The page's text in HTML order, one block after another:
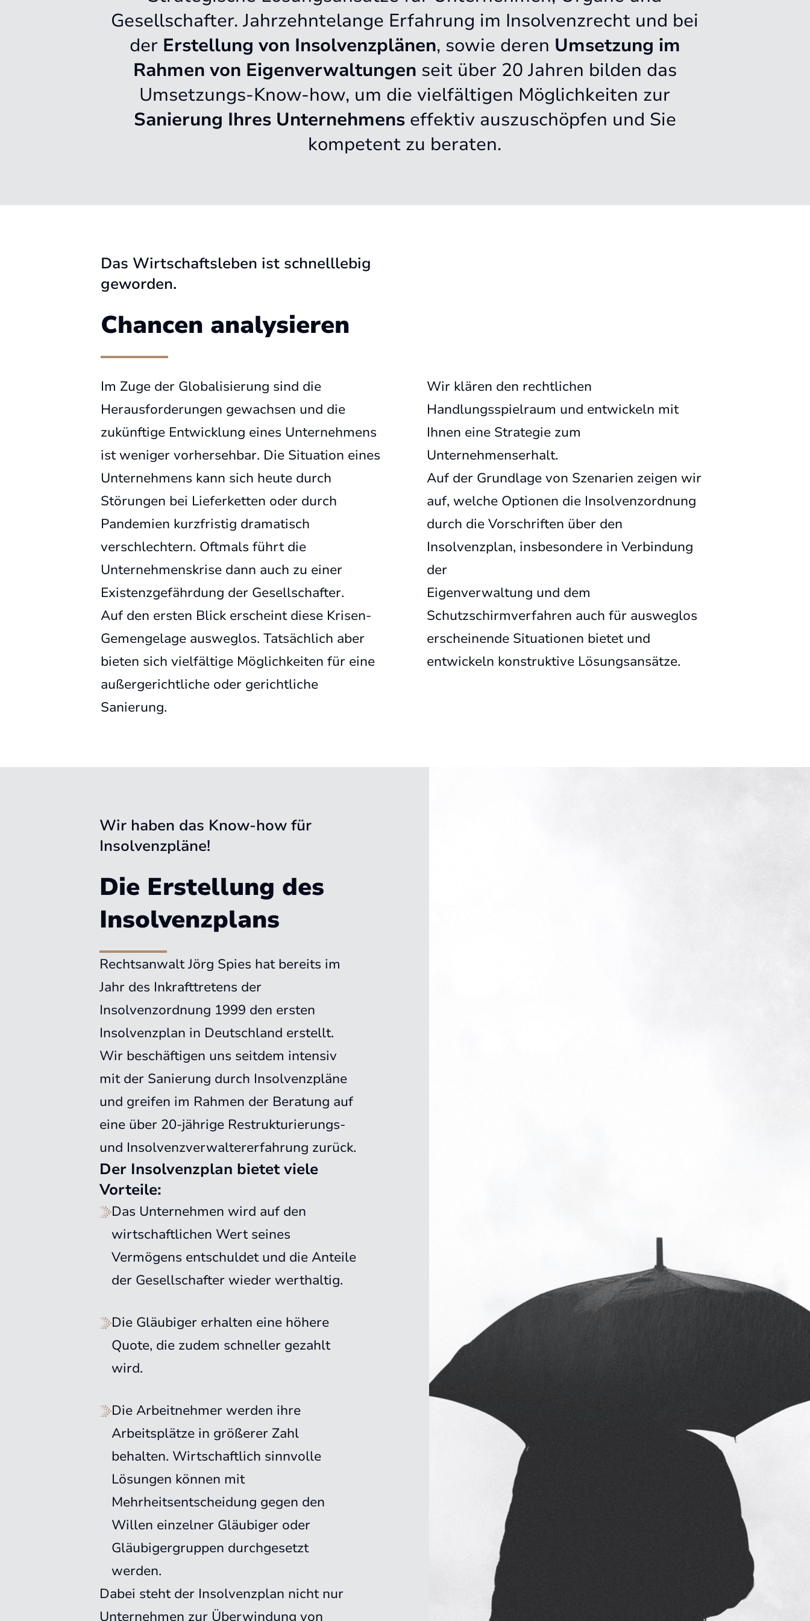
Gesellschafter. Jahrzehntelange Erfahrung im Insolvenzrecht und bei
der Erstellung von Insolvenzplänen, sowie deren Umsetzung im
Rahmen von Eigenverwaltungen seit über 20 Jahren bilden das
Umsetzungs-Know-how, um die vielfältigen Möglichkeiten zur
Sanierung Ihres Unternehmenseffektiv auszuschöpfen und Sie
kompetent zu beraten.
Das Wirtschaftsleben ist schnelllebig
geworden.
Chancen analysieren
Im Zuge der Globalisierung sind die
Herausforderungen gewachsen und die
zukünftige Entwicklung eines Unternehmens
ist weniger vorhersehbar. Die Situation eines
Unternehmens kann sich heute durch
Störungen bei Lieferketten oder durch
Pandemien kurzfristig dramatisch
verschlechtern. Oftmals führt die
Unternehmenskrise dann auch zu einer
Existenzgefährdung der Gesellschafter.
Auf den ersten Blick erscheint diese Krisen-
Gemengelage ausweglos. Tatsächlich aber
bieten sich vielfältige Möglichkeiten für eine
außergerichtliche oder gerichtliche
Sanierung.
Wir klären den rechtlichen
Handlungsspielraum und entwickeln mit
Ihnen eine Strategie zum
Unternehmenserhalt.
Auf der Grundlage von Szenarien zeigen wir
auf, welche Optionen die Insolvenzordnung
durch die Vorschriften über den
Insolvenzplan, insbesondere in Verbindung
der
Eigenverwaltung und dem
Schutzschirmverfahren auch für ausweglos
erscheinende Situationen bietet und
entwickeln konstruktive Lösungsansätze.
Wir haben das Know-how für
Insolvenzpläne!
Die Erstellung des
Insolvenzplans
Rechtsanwalt Jörg Spies hat bereits im
Jahr des Inkrafttretens der
Insolvenzordnung 1999 den ersten
Insolvenzplan in Deutschland erstellt.
Wir beschäftigen uns seitdem intensiv
mit der Sanierung durch Insolvenzpläne
und greifen im Rahmen der Beratung auf
eine über 20-jährige Restrukturierungs-
und Insolvenzverwaltererfahrung zurück.
Der Insolvenzplan bietet viele
Vorteile:
Das Unternehmen wird auf den
wirtschaftlichen Wert seines
Vermögens entschuldet und die Anteile
der Gesellschafter wieder werthaltig.
Die Gläubiger erhalten eine höhere
Quote, die zudem schneller gezahlt
wird.
Die Arbeitnehmer werden ihre
Arbeitsplätze in größerer Zahl
behalten. Wirtschaftlich sinnvolle
Lösungen können mit
Mehrheitsentscheidung gegen den
Willen einzelner Gläubiger oder
Gläubigergruppen durchgesetzt
werden.
Dabei steht der Insolvenzplan nicht nur
Unternehmen zur Überwindung von